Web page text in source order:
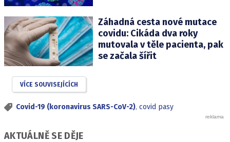
Záhadná cesta nové mutace
covidu: Cikáda dva roky
mutovala v těle pacienta, pak
se začala šířit
VÍCE SOUVISEJÍCÍCH
Covid-19 (koronavirus SARS-CoV-2), covid pasy
AKTUÁLNĚ SE DĚJE